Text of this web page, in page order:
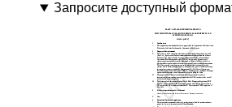
Запросите доступный